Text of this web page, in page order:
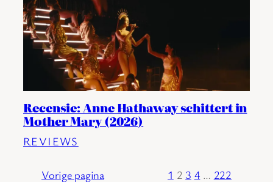
Recensie: Anne Hathaway schittert in
Mother Mary (2026)
REVIEWS
Vorige pagina 1 2 3 4 … 222